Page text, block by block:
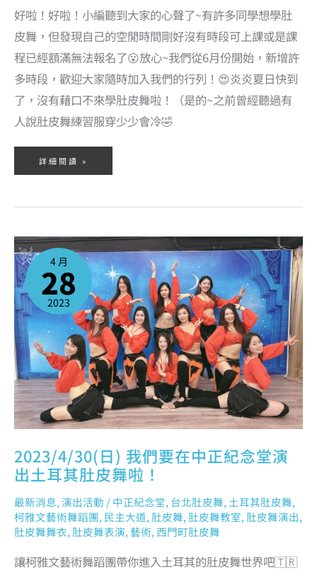
好啦！好啦！小編聽到大家的心聲了~有許多同學想學肚
皮舞，但發現自己的空閒時間剛好沒有時段可上課或是課
程已經額滿無法報名了😮放心~我們從6月份開始，新增許
多時段，歡迎大家隨時加入我們的行列！😍炎炎夏日快到
了，沒有藉口不來學肚皮舞啦！（是的~之前曾經聽過有
人說肚皮舞練習服穿少少會冷🤣
詳細閱讀 »
4 月
28
2023
2023/4/30(日) 我們要在中正紀念堂演
出土耳其肚皮舞啦！
最新消息,演出活動 /中正紀念堂, 台北肚皮舞, 土耳其肚皮舞,
柯雅文藝術舞蹈團, 民主大道, 肚皮舞, 肚皮舞教室, 肚皮舞演出,
肚皮舞舞衣, 肚皮舞表演,藝術, 西門町肚皮舞
讓柯雅文藝術舞蹈團帶你進入土耳其的肚皮舞世界吧🇹🇷
2023/4/30(日)
我
們
中
正
紀
念
演
出
土
耳
其
肚
皮
舞
啦！